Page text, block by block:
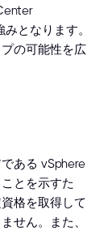
となります。
の可能性を広
ある vSphere
とを示すた
格を取得して
せん。また、